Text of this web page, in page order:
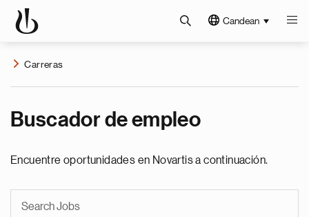
Candean
Carreras
Buscador de empleo
Encuentre oportunidades en Novartis a continuación.